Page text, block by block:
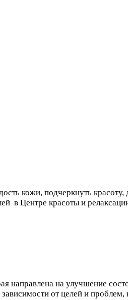
кожи, подчеркнуть
в Центре красоты и
направлена на улучшение
от целей и